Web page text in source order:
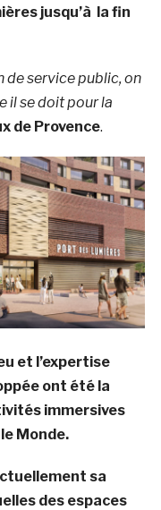
jusqu’à la fin
de service public, on
il se doit pour la
de Provence.
et l’expertise
ont été la
immersives
Monde.
sa
des espaces